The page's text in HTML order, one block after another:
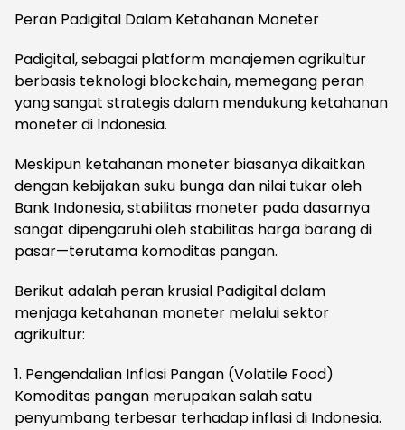
Peran Padigital Dalam Ketahanan Moneter
Padigital, sebagai platform manajemen agrikultur
berbasis teknologi blockchain, memegang peran
yang sangat strategis dalam mendukung ketahanan
moneter di Indonesia.
​Meskipun ketahanan moneter biasanya dikaitkan
dengan kebijakan suku bunga dan nilai tukar oleh
Bank Indonesia, stabilitas moneter pada dasarnya
sangat dipengaruhi oleh stabilitas harga barang di
pasar—terutama komoditas pangan.
​Berikut adalah peran krusial Padigital dalam
menjaga ketahanan moneter melalui sektor
agrikultur:
​1. Pengendalian Inflasi Pangan (Volatile Food)
​Komoditas pangan merupakan salah satu
penyumbang terbesar terhadap inflasi di Indonesia.